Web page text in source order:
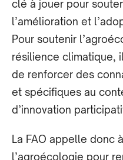
clé à jouer pour
l’amélioration et
Pour soutenir
résilience climatique,
de renforcer des
et spécifiques au
d’innovation
La FAO appelle donc
l’agroécologie pour